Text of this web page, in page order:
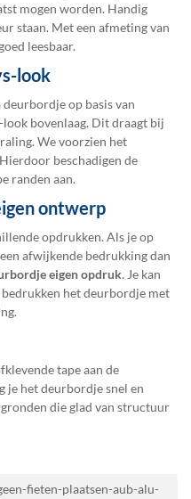
mogen worden. Handig
staan. Met een afmeting van
leesbaar.
look
deurbordje op basis van
bovenlaag. Dit draagt bij
We voorzien het
beschadigen de
randen aan.
ontwerp
opdrukken. Als je op
afwijkende bedrukking dan
eigen opdruk. Je kan
het deurbordje met
tape aan de
je het deurbordje snel en
die glad van structuur
fieten-plaatsen-aub-alu-